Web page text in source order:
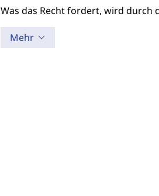
Was das Recht fordert, wird durch
Mehr